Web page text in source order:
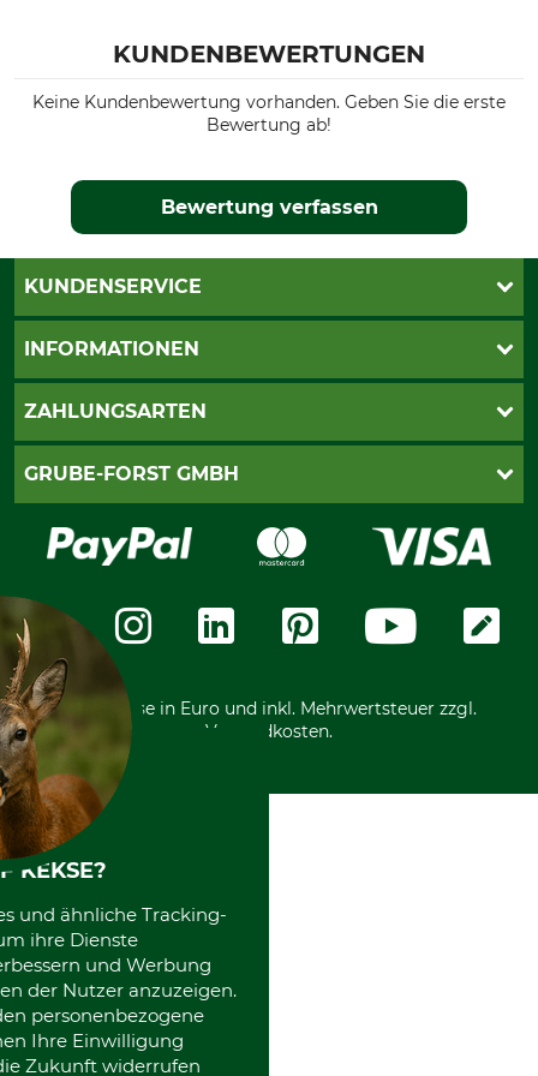
KUNDENBEWERTUNGEN
Keine Kundenbewertung vorhanden. Geben Sie die erste
Bewertung ab!
Bewertung verfassen
KUNDENSERVICE
Katalogbestellung
INFORMATIONEN
AGB
Widerrufsformular
Zahlungsarten
ZAHLUNGSARTEN
PayPal
Rechnung
Vorkasse
GRUBE-FORST GMBH
Karriere
Über uns
Community
International
*Alle Preise in Euro und inkl. Mehrwertsteuer zzgl.
Versandkosten.
KEKSE?
und ähnliche Tracking-
ihre Dienste
und Werbung
der Nutzer anzuzeigen.
personenbezogene
Ihre Einwilligung
Zukunft widerrufen